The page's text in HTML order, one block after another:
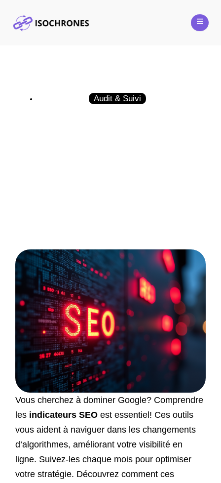
Audit & Suivi
Vous cherchez à dominer Google? Comprendre
les indicateurs SEOest essentiel! Ces outils
vous aident à naviguer dans les changements
d’algorithmes, améliorant votre visibilité en
ligne. Suivez-les chaque mois pour optimiser
votre stratégie. Découvrez comment ces